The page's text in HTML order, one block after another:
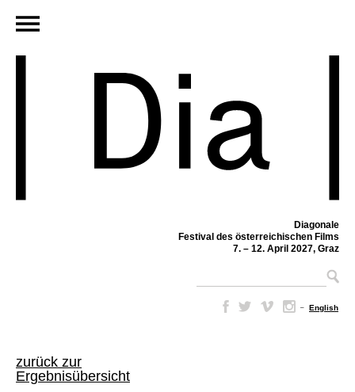
Diagonale
Festival des österreichischen Films
7. – 12. April 2027, Graz
– English
zurück zur
Ergebnisübersicht